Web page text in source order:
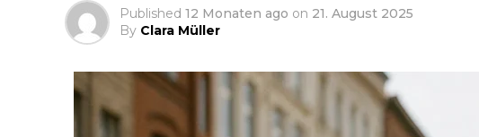
Published 12 Monaten ago on 21. August 2025
By Clara Müller